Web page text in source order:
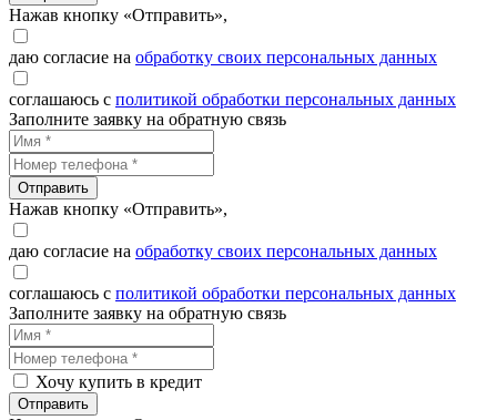
Нажав кнопку «Отправить»,
даю согласие на обработку своих персональных данных
соглашаюсь с политикой обработки персональных данных
Заполните заявку на обратную связь
Отправить
Нажав кнопку «Отправить»,
даю согласие на обработку своих персональных данных
соглашаюсь с политикой обработки персональных данных
Заполните заявку на обратную связь
Хочу купить в кредит
Отправить